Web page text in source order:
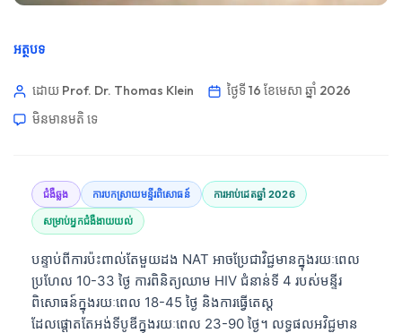
អត្ថបទ
ដោយ Prof. Dr. Thomas Klein
ថ្ងៃទី 16 ខែមេសា ឆ្នាំ 2026
មិនមាន​មតិ​ ទេ
ជំងឺឆ្លង ការបកស្រាយមន្ទីរពិសោធន៍ ការអាប់ដេតឆ្នាំ 2026
សម្រាប់អ្នកជំងឺងាយយល់
បន្ទាប់ពីការប៉ះពាល់តែមួយដង NAT អាចប្រែជាវិជ្ជមានក្នុងរយៈពេល
ប្រហែល 10-33 ថ្ងៃ ការពិនិត្យឈាម HIV ជំនាន់ទី 4 របស់មន្ទីរ
ពិសោធន៍ក្នុងរយៈពេល 18-45 ថ្ងៃ និងការធ្វើតេស្ត
ដែលផ្តោតតែអង់ទីបូឌីក្នុងរយៈពេល 23-90 ថ្ងៃ។ លទ្ធផលអវិជ្ជមាន